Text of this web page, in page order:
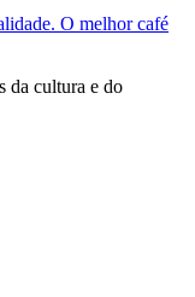
da cultura e do